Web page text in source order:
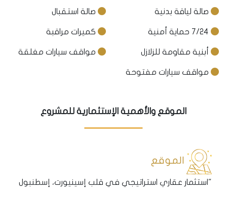
صالة لياقة بدنية صالة استقبال
كميرات مراقبة
أبنية مقاومة للزلازل مواقف سيارات مغلقة
مواقف سيارات مفتوحة
الموقع والأهمية الإستثمارية للمشروع
الموقع
"استثمار عقاري استراتيجي في قلب إسينيورت، إسطنبول